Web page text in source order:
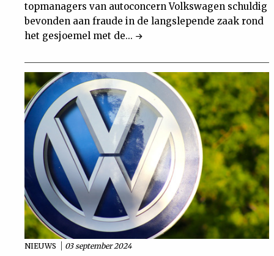
topmanagers van autoconcern Volkswagen schuldig
bevonden aan fraude in de langslepende zaak rond
het gesjoemel met de...
NIEUWS 03 september 2024